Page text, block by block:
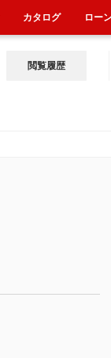
閲覧履歴
カタログ ロー